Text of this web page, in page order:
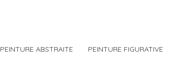
PEINTURE ABSTRAITE PEINTURE FIGURATIVE